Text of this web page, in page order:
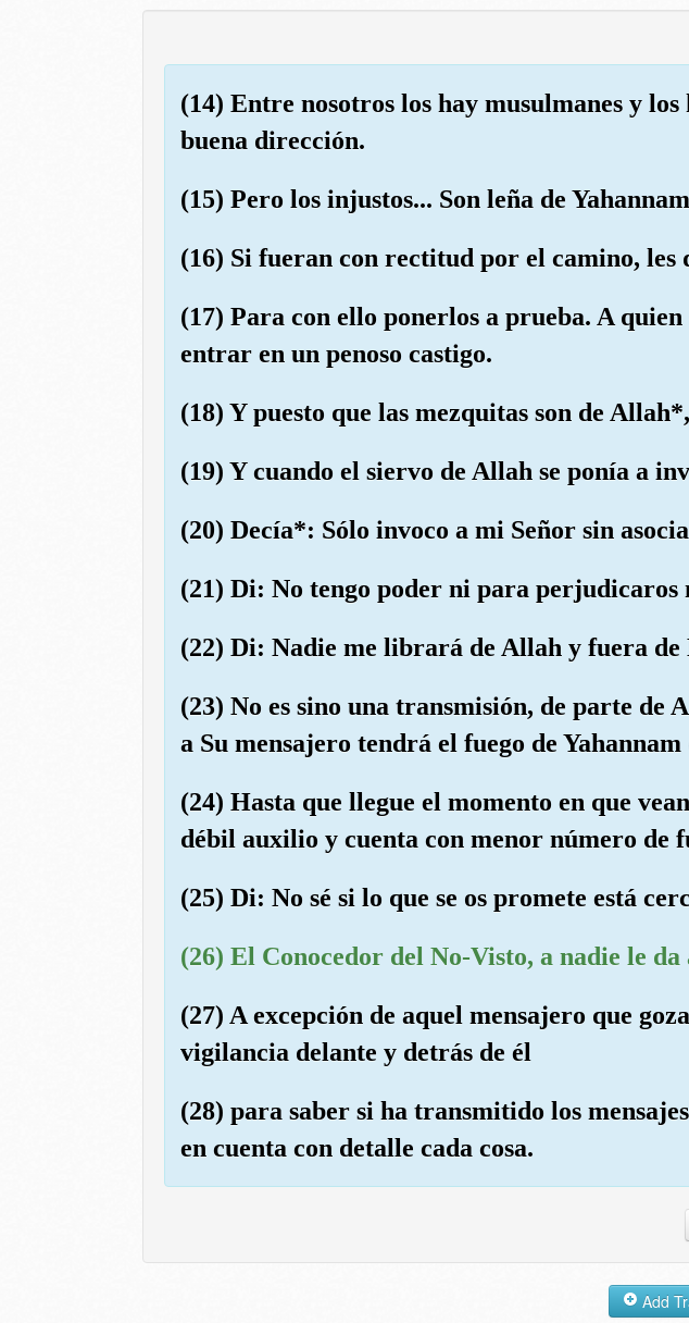
(14) Entre nosotros los hay musulmanes y
buena dirección.
(15) Pero los injustos... Son leña de
(16) Si fueran con rectitud por el camino, les
(17) Para con ello ponerlos a prueba. A
entrar en un penoso castigo.
(18) Y puesto que las mezquitas son de
(19) Y cuando el siervo de Allah se ponía a
(20) Decía*: Sólo invoco a mi Señor sin
(21) Di: No tengo poder ni para
(22) Di: Nadie me librará de Allah y fuera
(23) No es sino una transmisión, de parte de
a Su mensajero tendrá el fuego de
(24) Hasta que llegue el momento en que
débil auxilio y cuenta con menor número de
(25) Di: No sé si lo que se os promete está
(26) El Conocedor del No-Visto, a nadie le da
(27) A excepción de aquel mensajero que
vigilancia delante y detrás de él
(28) para saber si ha transmitido los
en cuenta con detalle cada cosa.